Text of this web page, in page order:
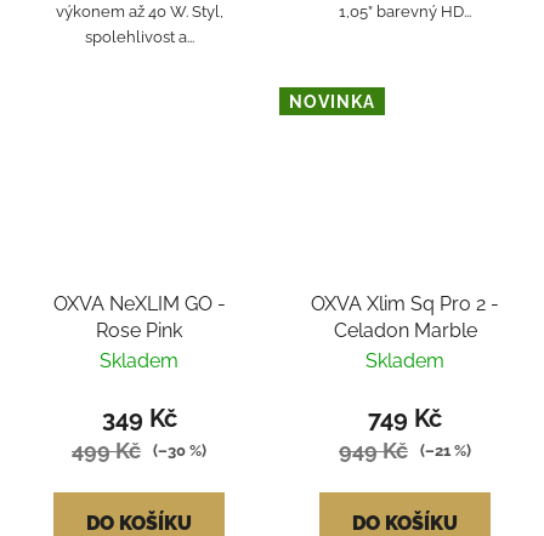
výkonem až 40 W. Styl,
spolehlivost a...
1,05” barevný HD...
OXVA NeXLIM GO -
Rose Pink
Skladem
349 Kč
499 Kč (–30 %)
DO KOŠÍKU
NOVINKA
OXVA Xlim Sq Pro 2 -
Celadon Marble
Skladem
749 Kč
949 Kč (–21 %)
DO KOŠÍKU